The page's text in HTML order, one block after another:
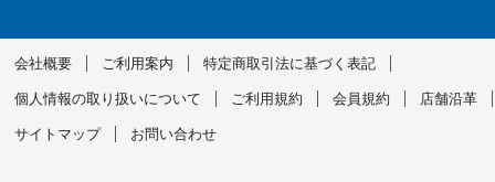
会社概要 ご利用案内 特定商取引法に基づく表記
個人情報の取り扱いについて ご利用規約 会員規約 店舗沿革
サイトマップ お問い合わせ